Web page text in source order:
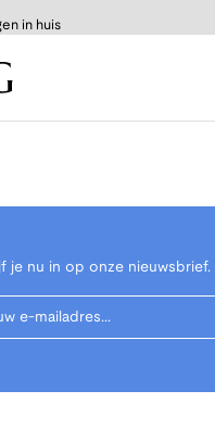
in huis
je nu in op onze nieuwsbrief.